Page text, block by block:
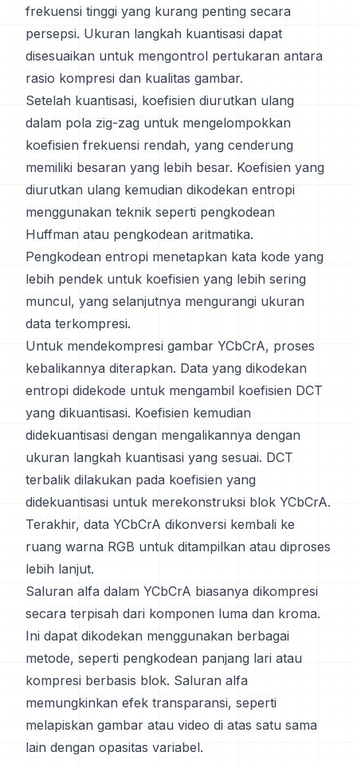
frekuensi tinggi yang kurang penting secara
persepsi. Ukuran langkah kuantisasi dapat
disesuaikan untuk mengontrol pertukaran antara
rasio kompresi dan kualitas gambar.
Setelah kuantisasi, koefisien diurutkan ulang
dalam pola zig-zag untuk mengelompokkan
koefisien frekuensi rendah, yang cenderung
memiliki besaran yang lebih besar. Koefisien yang
diurutkan ulang kemudian dikodekan entropi
menggunakan teknik seperti pengkodean
Huffman atau pengkodean aritmatika.
Pengkodean entropi menetapkan kata kode yang
lebih pendek untuk koefisien yang lebih sering
muncul, yang selanjutnya mengurangi ukuran
data terkompresi.
Untuk mendekompresi gambar YCbCrA, proses
kebalikannya diterapkan. Data yang dikodekan
entropi didekode untuk mengambil koefisien DCT
yang dikuantisasi. Koefisien kemudian
didekuantisasi dengan mengalikannya dengan
ukuran langkah kuantisasi yang sesuai. DCT
terbalik dilakukan pada koefisien yang
didekuantisasi untuk merekonstruksi blok YCbCrA.
Terakhir, data YCbCrA dikonversi kembali ke
ruang warna RGB untuk ditampilkan atau diproses
lebih lanjut.
Saluran alfa dalam YCbCrA biasanya dikompresi
secara terpisah dari komponen luma dan kroma.
Ini dapat dikodekan menggunakan berbagai
metode, seperti pengkodean panjang lari atau
kompresi berbasis blok. Saluran alfa
memungkinkan efek transparansi, seperti
melapiskan gambar atau video di atas satu sama
lain dengan opasitas variabel.